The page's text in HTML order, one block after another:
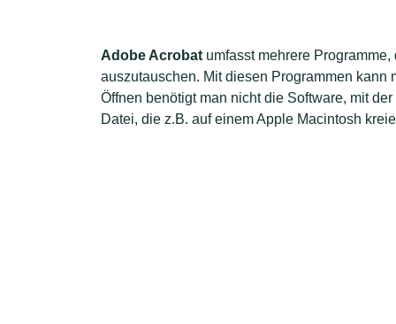
Adobe Acrobat umfasst mehrere
auszutauschen. Mit diesen Programmen
Öffnen benötigt man nicht die Software, mit
Datei, die z.B. auf einem Apple Macintosh